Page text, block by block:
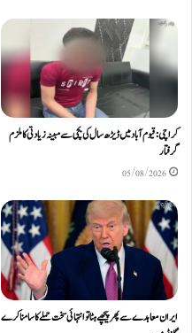
کراچی: قیوم آباد میں ڈیڑھ سال کی بچی سے مبینہ زیادتی کا ملزم
گرفتار
05/08/2026
ایران معاہدے سے پھر پیچھے ہٹا تو انتہائی سخت حملے کا سامنا کرے